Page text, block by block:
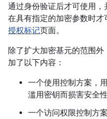
通过身份验证后才可使用
在具有指定的加密参数时
授权标记页面。
除了扩大加密基元的范围
加了以下内容：
一个使用控制方案，
滥用密钥而损害安全
一个访问权限控制方